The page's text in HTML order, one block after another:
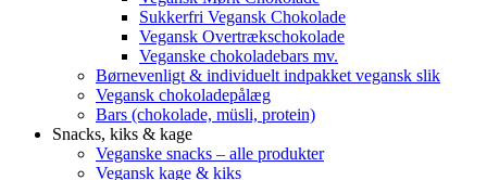
Sukkerfri Vegansk Chokolade
Vegansk Overtrækschokolade
Veganske chokoladebars mv.
Børnevenligt & individuelt indpakket vegansk slik
Vegansk chokoladepålæg
Bars (chokolade, müsli, protein)
Snacks, kiks & kage
Veganske snacks – alle produkter
Vegansk kage & kiks